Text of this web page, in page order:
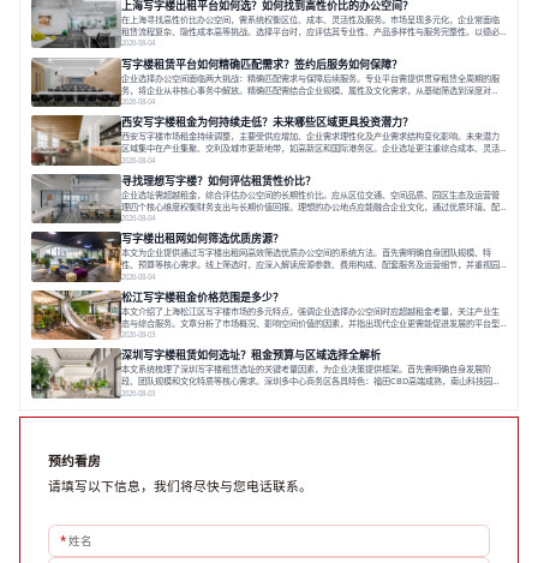
价值、助力企业成长的关键。对于许多在
上海写字楼出租平台如何选？如何找到高性价比的办公空间？
在上海寻找高性价比办公空间，需系统权衡区位、成本、灵活性及服务。市场呈现多元化，企业常面临
租赁流程复杂、隐性成本高等挑战。选择平台时，应评估其专业性、产品多样性与服务完整性。以德必
为例，其提供从空间到生态的解决方案，通过特色园区、灵活产品和丰富配套，满足不同企业需求。企
业应明确自身需求，实地考察，选择能支持长期发展、提升竞争力的办公空间。在上海寻找合适的办公
空间，对于企业行政负责人、中小企业主
2026-08-04
写字楼租赁平台如何精确匹配需求？签约后服务如何保障？
企业选择办公空间面临两大挑战：精确匹配需求与保障后续服务。专业平台需提供贯穿租赁全周期的服
务，将企业从非核心事务中解放。精确匹配需结合企业规模、属性及文化需求，从基础筛选到深度对
接；签约后则需构建覆盖硬件运维、共享配套及专业物业的全周期保障体系。德必集团通过标准化服务
与个性化运营结合，以全国布局和产业生态圈为企业提供稳定支持，体现了从信息撮合到深度服务的能
力转变。在为企业寻找办公空间的过程中，
2026-08-04
西安写字楼租金为何持续走低？未来哪些区域更具投资潜力？
西安写字楼市场租金持续调整，主要受供应增加、企业需求理性化及产业需求结构变化影响。未来潜力
区域集中在产业集聚、交利及城市更新地带，如高新区和国际港务区。企业选址更注重综合成本、灵活
性与员工体验，倾向于提供全包式服务的办公空间。专业运营方通过空间优化与社群服务，助力企业成
长，推动市场向多元化、高性价比方向发展。近年来，西安写字楼市场呈现出租金持续调整的态势，这
一现象引发了的广泛关注。作为西部重要
2026-08-04
寻找理想写字楼？如何评估租赁性价比？
企业选址需超越租金，综合评估办公空间的长期性价比。应从区位交通、空间品质、园区生态及运营管
理四个核心维度权衡财务支出与长期价值回报。理想的办公地点应能融合企业文化，通过优质环境、配
套服务及社群资源赋能业务增长，实现成本与价值的平衡。对于许多正在成长或寻求稳定发展的企业而
言，寻找一处合适的办公空间是一项至关重要的决策。这不仅关系到团队的日常工作效率与协作氛围，
更直接影响着企业的品牌形象、运营成本
2026-08-04
写字楼出租网如何筛选优质房源？
本文为企业提供通过写字楼出租网高效筛选优质办公空间的系统方法。首先需明确自身团队规模、特
性、预算等核心需求。线上筛选时，应深入解读房源参数、费用构成、配套服务及运营细节，并重视园
区产业生态与交通区位价值。同时，需考察运营方的品牌背景与持续服务能力。完成线上初选后，必须
进行线下实地验证，核对空间实景、测试设施、感受园区氛围并确认合同条款，从而做出精确决策。在
数字化时代，写字楼出租网已成为企业寻找
2026-08-04
松江写字楼租金价格范围是多少？
本文介绍了上海松江区写字楼市场的多元特点，强调企业选择办公空间时应超越租金考量，关注产业生
态与综合服务。文章分析了市场概况、影响空间价值的因素，并指出现代企业更需能促进发展的平台型
空间。之后，以德必集团为例，说明运营方如何通过构建服务生态助力企业成长，建议企业系统评估需
求与长期价值，选择匹配的发展载体。对于许多寻求在上海松江区设立或扩展办公空间的企业而言，了
解该区域的写字楼市场概况是决策的首先
2026-08-03
深圳写字楼租赁如何选址？租金预算与区域选择全解析
本文系统梳理了深圳写字楼租赁选址的关键考量因素，为企业决策提供框架。首先需明确自身发展阶
段、团队规模和文化特质等核心需求。深圳多中心商务区各具特色：福田CBD高端成熟，南山科技园创
新活力强，前海具政策优势。除传统写字楼外，创意产业园注重生态与社群，适合文创、科技类企业。
款。选址是综合性战略决策，旨在让办公
2026-08-03
预约看房
请填写以下信息，我们将尽快与您电话联系。
*姓名